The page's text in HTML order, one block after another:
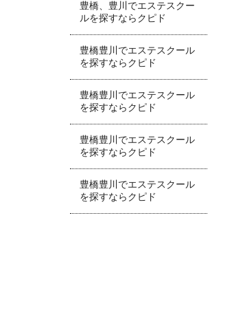
豊橋、豊川でエステスクー
ルを探すならクピド
豊橋豊川でエステスクール
を探すならクピド
豊橋豊川でエステスクール
を探すならクピド
豊橋豊川でエステスクール
を探すならクピド
豊橋豊川でエステスクール
を探すならクピド